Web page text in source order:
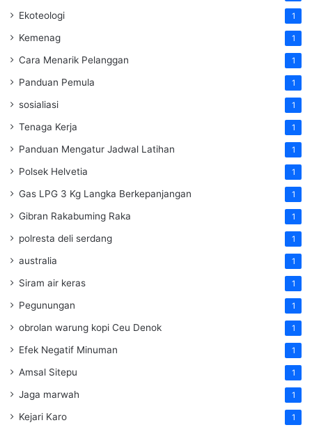
Ekoteologi 1
Kemenag 1
Cara Menarik Pelanggan 1
Panduan Pemula 1
sosialiasi 1
Tenaga Kerja 1
Panduan Mengatur Jadwal Latihan 1
Polsek Helvetia 1
Gas LPG 3 Kg Langka Berkepanjangan 1
Gibran Rakabuming Raka 1
polresta deli serdang 1
australia 1
Siram air keras 1
Pegunungan 1
obrolan warung kopi Ceu Denok 1
Efek Negatif Minuman 1
Amsal Sitepu 1
Jaga marwah 1
Kejari Karo 1